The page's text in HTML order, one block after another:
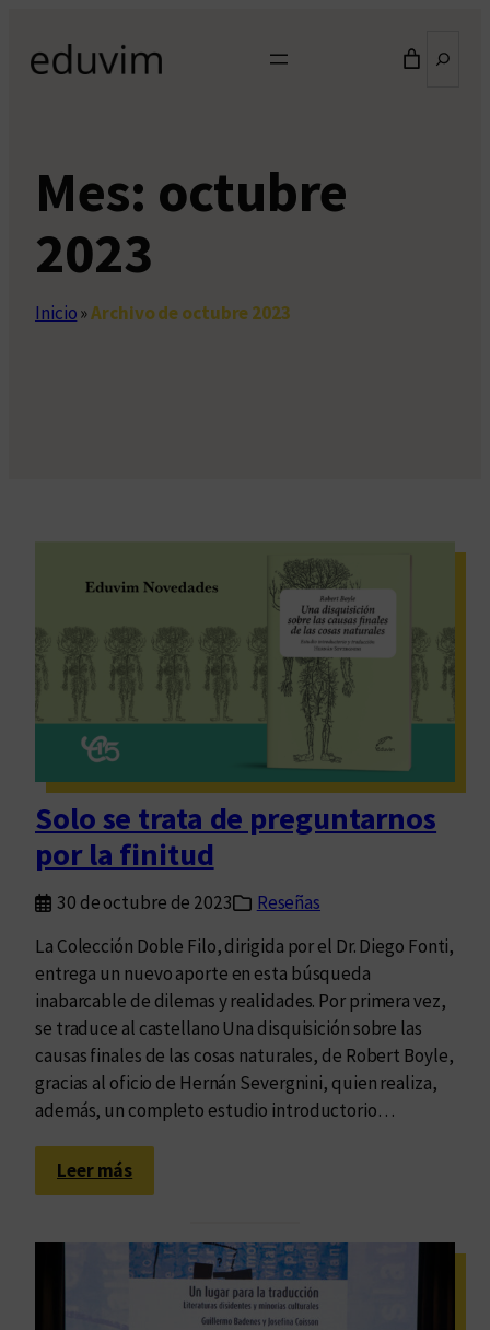
contenido
Mes: octubre
2023
Inicio»Archivo de octubre 2023
Solo se trata de preguntarnos
por la finitud
30 de octubre de 2023
Reseñas
La Colección Doble Filo, dirigida por el Dr. Diego Fonti,
entrega un nuevo aporte en esta búsqueda
inabarcable de dilemas y realidades. Por primera vez,
se traduce al castellano Una disquisición sobre las
causas finales de las cosas naturales, de Robert Boyle,
gracias al oficio de Hernán Severgnini, quien realiza,
además, un completo estudio introductorio…
Leer más:
S
l
o